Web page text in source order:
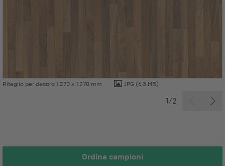
Ritaglio per decoro 1.270 x 1.270 mm JPG (6,3 MB)
1/2
Ordina campioni